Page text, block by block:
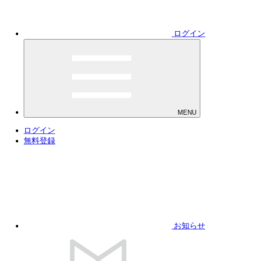
ログイン
MENU
ログイン
無料登録
お知らせ